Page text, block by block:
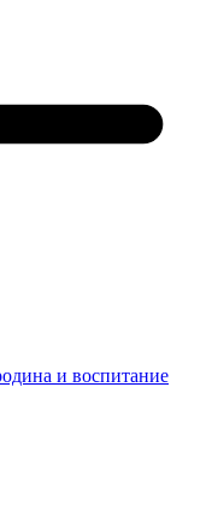
и воспитание